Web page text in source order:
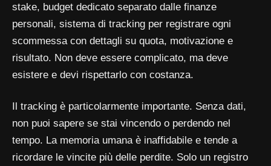
stake, budget dedicato separato dalle finanze
personali, sistema di tracking per registrare ogni
scommessa con dettagli su quota, motivazione e
risultato. Non deve essere complicato, ma deve
esistere e devi rispettarlo con costanza.
Il tracking è particolarmente importante. Senza dati,
non puoi sapere se stai vincendo o perdendo nel
tempo. La memoria umana è inaffidabile e tende a
ricordare le vincite più delle perdite. Solo un registro